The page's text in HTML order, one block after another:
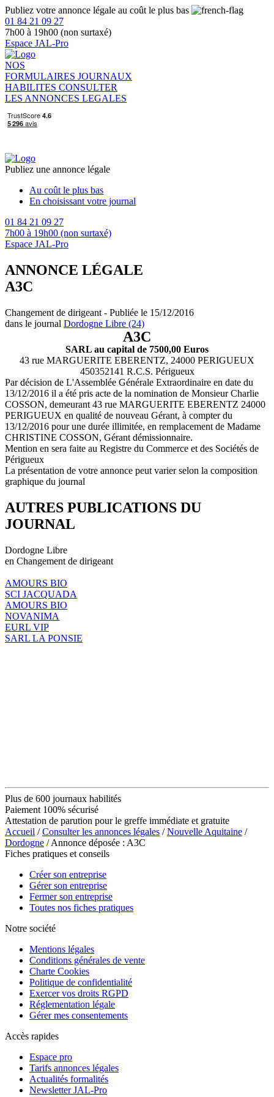
Publiez votre annonce légale au coût le plus bas
01 84 21 09 27
7h00 à 19h00 (non surtaxé)
Espace JAL-Pro
NOS
FORMULAIRES JOURNAUX
HABILITES CONSULTER
LES ANNONCES LEGALES
Publiez une annonce légale
Au coût le plus bas
En choisissant votre journal
01 84 21 09 27
7h00 à 19h00 (non surtaxé)
Espace JAL-Pro
ANNONCE LÉGALE
A3C
Changement de dirigeant - Publiée le 15/12/2016
dans le journal Dordogne Libre (24)
A3C
SARL au capital de 7500,00 Euros
43 rue MARGUERITE EBERENTZ, 24000 PERIGUEUX
450352141 R.C.S. Périgueux
Par décision de L'Assemblée Générale Extraordinaire en date du
13/12/2016 il a été pris acte de la nomination de Monsieur Charlie
COSSON, demeurant 43 rue MARGUERITE EBERENTZ 24000
PERIGUEUX en qualité de nouveau Gérant, à compter du
13/12/2016 pour une durée illimitée, en remplacement de Madame
CHRISTINE COSSON, Gérant démissionnaire.
Mention en sera faite au Registre du Commerce et des Sociétés de
Périgueux
La présentation de votre annonce peut varier selon la composition
graphique du journal
AUTRES PUBLICATIONS DU
JOURNAL
Dordogne Libre
en Changement de dirigeant
AMOURS BIO
SCI JACQUADA
AMOURS BIO
NOVANIMA
EURL VIP
SARL LA PONSIE
Plus de 600 journaux habilités
Paiement 100% sécurisé
Attestation de parution pour le greffe immédiate et gratuite
Accueil /Consulter les annonces légales /Nouvelle Aquitaine /
Dordogne / Annonce déposée : A3C
Fiches pratiques et conseils
Créer son entreprise
Gérer son entreprise
Fermer son entreprise
Toutes nos fiches pratiques
Notre société
Mentions légales
Conditions générales de vente
Charte Cookies
Politique de confidentialité
Exercer vos droits RGPD
Réglementation légale
Gérer mes consentements
Accès rapides
Espace pro
Tarifs annonces légales
Actualités formalités
Newsletter JAL-Pro